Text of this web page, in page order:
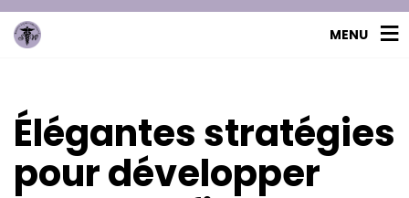
MENU
Élégantes stratégies
pour développer